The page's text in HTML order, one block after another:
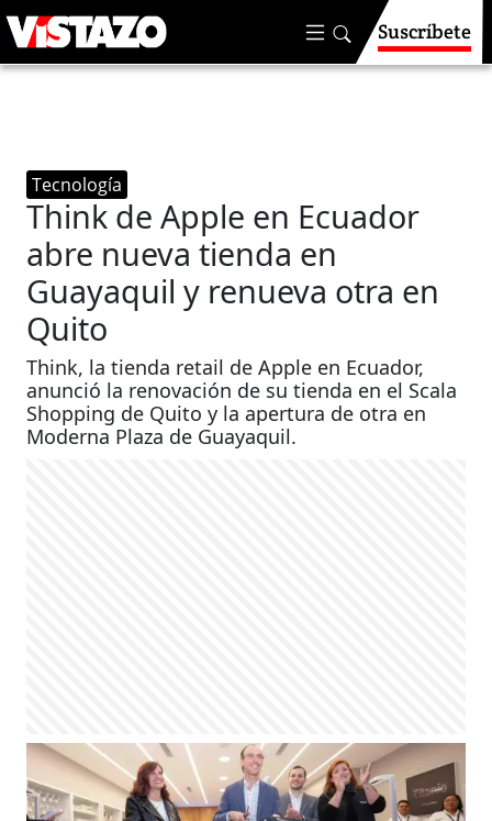
Suscríbete
Tecnología
Think de Apple en Ecuador
abre nueva tienda en
Guayaquil y renueva otra en
Quito
Think, la tienda retail de Apple en Ecuador,
anunció la renovación de su tienda en el Scala
Shopping de Quito y la apertura de otra en
Moderna Plaza de Guayaquil.